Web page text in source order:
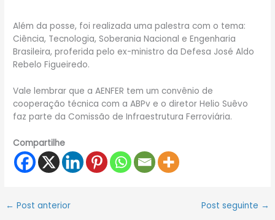
Além da posse, foi realizada uma palestra com o tema:
Ciência, Tecnologia, Soberania Nacional e Engenharia
Brasileira, proferida pelo ex-ministro da Defesa José Aldo
Rebelo Figueiredo.
Vale lembrar que a AENFER tem um convênio de
cooperação técnica com a ABPv e o diretor Helio Suêvo
faz parte da Comissão de Infraestrutura Ferroviária.
Compartilhe
← Post anterior Post seguinte →